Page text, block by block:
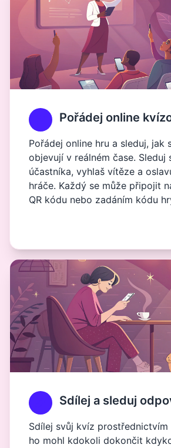
Pořádej online
Pořádej online hru a sleduj, jak
objevují v reálném čase. Sleduj
účastníka, vyhlaš vítěze a
hráče. Každý se může připojit
QR kódu nebo zadáním kódu
Sdílej a sleduj
Sdílej svůj kvíz prostřednictvím
ho mohl kdokoli dokončit